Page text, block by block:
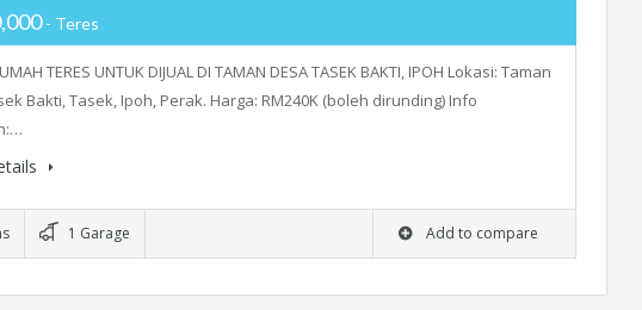
- Teres
TERES UNTUK DIJUAL DI TAMAN DESA TASEK BAKTI, IPOH Lokasi: Taman
Bakti, Tasek, Ipoh, Perak. Harga: RM240K (boleh dirunding) Info
1 Garage Add to compare